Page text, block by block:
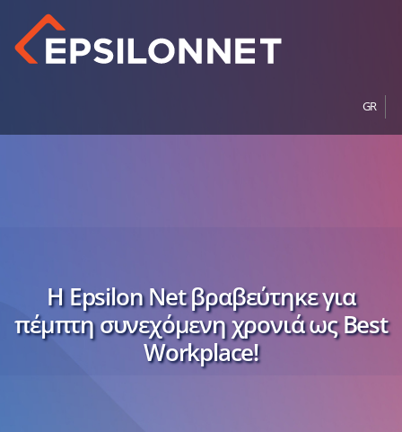
GR
Η Epsilon Net βραβεύτηκε για
πέμπτη συνεχόμενη χρονιά ως Best
Workplace!